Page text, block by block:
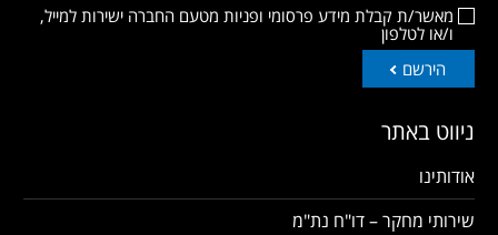
מאשר/ת קבלת מידע פרסומי ופניות מטעם החברה ישירות למייל,
ו/או לטלפון
הירשם
ניווט באתר
אודותינו
שירותי מחקר – דו"ח נת"מ